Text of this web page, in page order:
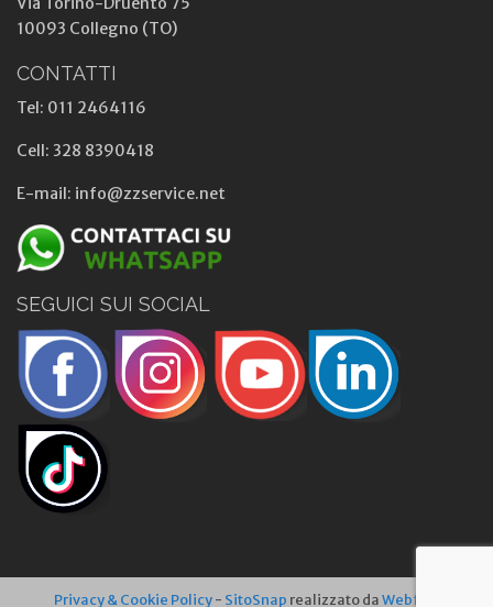
10093 Collegno (TO)
CONTATTI
Tel: 011 2464116
Cell: 328 8390418
E-mail: info@zzservice.net
SEGUICI SUI SOCIAL
Privacy & Cookie Policy- SitoSnap realizzato daWebfish